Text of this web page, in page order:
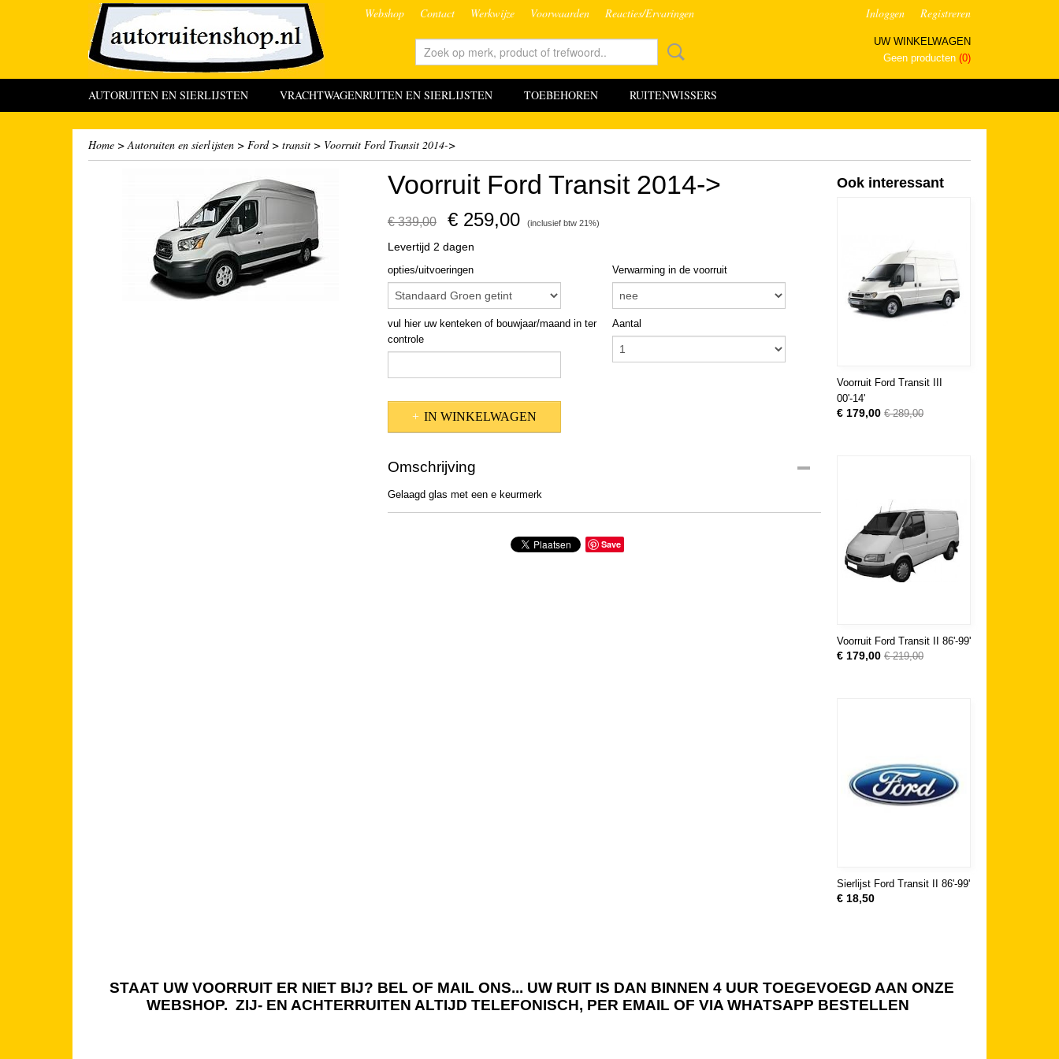
Webshop Contact Werkwijze Voorwaarden Reacties/Ervaringen Inloggen Registreren
UW WINKELWAGEN
Geen producten (0)
AUTORUITEN EN SIERLIJSTEN VRACHTWAGENRUITEN EN SIERLIJSTEN TOEBEHOREN RUITENWISSERS
Home >Autoruiten en sierlijsten > Ford> transit > Voorruit Ford Transit 2014->
Voorruit Ford Transit 2014->
€ 339,00 € 259,00 (inclusief btw 21%)
Levertijd 2 dagen
opties/uitvoeringen Verwarming in de voorruit
vul hier uw kenteken of bouwjaar/maand in ter
controle
Aantal
IN WINKELWAGEN
Omschrijving
Gelaagd glas met een e keurmerk
Save
Ook interessant
Voorruit Ford Transit III
00'-14'
€ 179,00 € 289,00
Voorruit Ford Transit II 86'-99'
€ 179,00 € 219,00
Sierlijst Ford Transit II 86'-99'
€ 18,50
STAAT UW VOORRUIT ER NIET BIJ? BEL OF MAIL ONS... UW RUIT IS DAN BINNEN 4 UUR TOEGEVOEGD AAN ONZE
WEBSHOP. ZIJ- EN ACHTERRUITEN ALTIJD TELEFONISCH, PER EMAIL OF VIA WHATSAPP BESTELLEN